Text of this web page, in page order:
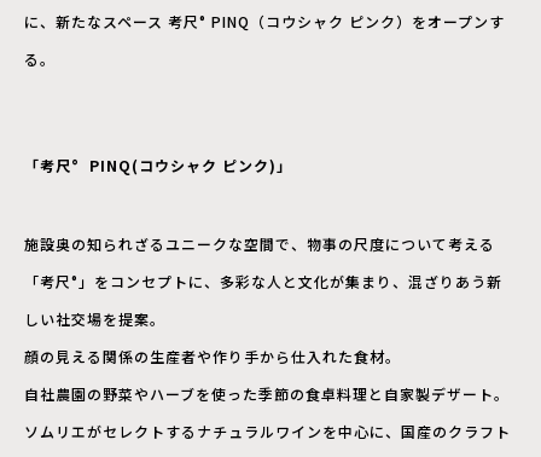
に、新たなスペース 考尺° PINQ（コウシャク ピンク）をオープンす
る。
「考尺° PINQ(コウシャク ピンク)」
施設奥の知られざるユニークな空間で、物事の尺度について考える
「考尺°」をコンセプトに、多彩な人と文化が集まり、混ざりあう新
しい社交場を提案。
顔の見える関係の生産者や作り手から仕入れた食材。
自社農園の野菜やハーブを使った季節の食卓料理と自家製デザート。
ソムリエがセレクトするナチュラルワインを中心に、国産のクラフト